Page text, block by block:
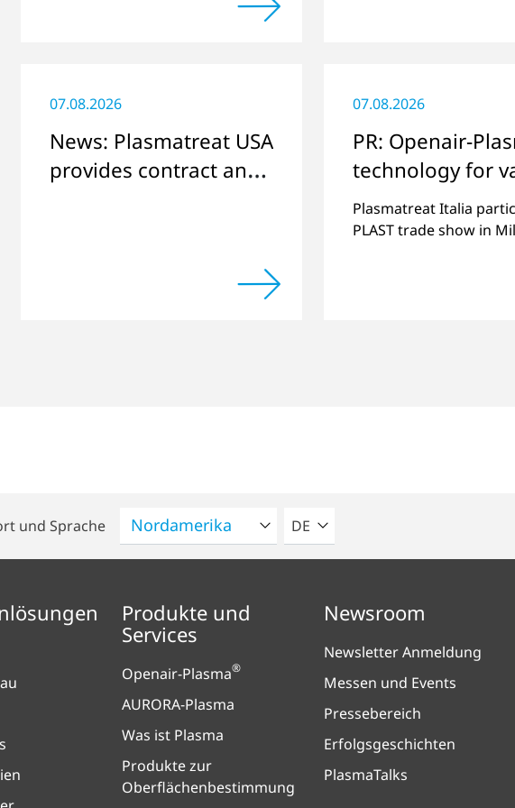
Spendengelder für das Projekt
07.08.2026
News: Plasmatreat USA
provides contract and
07.08.2026
PR: Openair-
technology for
plastics
Plasmatreat Italia
PLAST trade show in
und Sprache BITTE WÄHLEN SIE EINE SPRACHE
DE
Produkte und
Services
Openair-Plasma®
AURORA-Plasma
Was ist Plasma
Produkte zur
Oberflächenbestimmung
Newsroom
Newsletter Anmeldung
Messen und Events
Pressebereich
Erfolgsgeschichten
PlasmaTalks